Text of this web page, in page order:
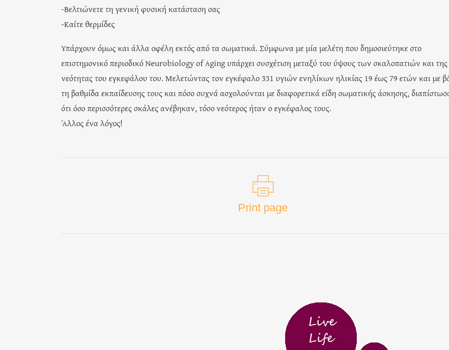
-Βελτιώνετε τη γενική φυσική κατάσταση σας
-Καίτε θερμίδες
Υπάρχουν όμως και άλλα οφέλη εκτός από τα σωματικά. Σύμφωνα με μία μελέτη που δημοσιεύτηκε στο
επιστημονικό περιοδικό Neurobiology of Aging υπάρχει συσχέτιση μεταξύ του ύψους των σκαλοπατιών και της
νεότητας του εγκεφάλου του. Μελετώντας τον εγκέφαλο 331 υγιών ενηλίκων ηλικίας 19 έως 79 ετών και με
τη βαθμίδα εκπαίδευσης τους και πόσο συχνά ασχολούνται με διαφορετικά είδη σωματικής άσκησης,
ότι όσο περισσότερες σκάλες ανέβηκαν, τόσο νεότερος ήταν ο εγκέφαλος τους.
Άλλος ένα λόγος!
Print page